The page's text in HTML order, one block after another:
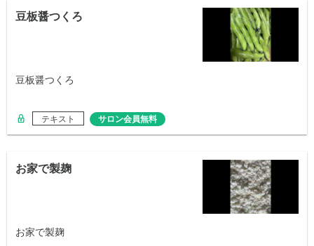
豆板醤つくろ
豆板醤つくろ
テキスト サロン会員無料
お家で製麹
お家で製麹